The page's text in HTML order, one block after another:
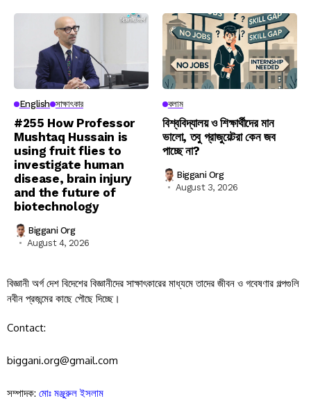
English সাক্ষাৎকার
#255 How Professor
Mushtaq Hussain is
using fruit flies to
investigate human
disease, brain injury
and the future of
biotechnology
Biggani Org
August 4, 2026
কলাম
বিশ্ববিদ্যালয় ও শিক্ষার্থীদের মান
ভালো, তবু গ্রাজুয়েটরা কেন জব
পাচ্ছে না?
Biggani Org
August 3, 2026
বিজ্ঞানী অর্গ দেশ বিদেশের বিজ্ঞানীদের সাক্ষাৎকারের মাধ্যমে তাদের জীবন ও গবেষণার গল্পগুলি
নবীন প্রজন্মের কাছে পৌছে দিচ্ছে।
Contact:
biggani.org@gmail.com
সম্পাদক: মোঃ মঞ্জুরুল ইসলাম